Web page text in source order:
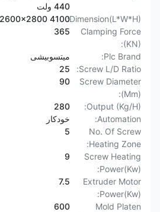
Dimension(L*W*H):
4100 x2600x2800
Clamping Force
365
Plc Brand:
میتسوبیشی
Screw L/D Ratio:
25
Screw Diameter
(Mm):
90
Output (Kg/H):
280
Automation:
خودکار
No. Of Screw
Heating Zone:
Screw Heating
Power(Kw):
9
Extruder Motor
Power(Kw):
7.5
Mold Platen